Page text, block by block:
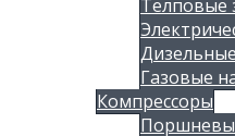
Телповые
Газовые
Компрессоры